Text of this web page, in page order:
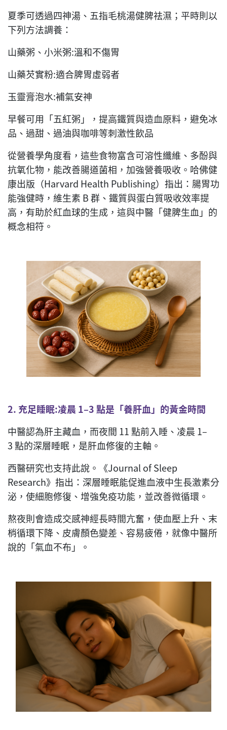
夏季可透過四神湯、五指毛桃湯健脾祛濕；平時則以
下列方法調養：
山藥粥、小米粥:溫和不傷胃
山藥芡實粉:適合脾胃虛弱者
玉靈膏泡水:補氣安神
早餐可用「五紅粥」，提高鐵質與造血原料，避免冰
品、過甜、過油與咖啡等刺激性飲品
從營養學角度看，這些食物富含可溶性纖維、多酚與
抗氧化物，能改善腸道菌相，加強營養吸收。哈佛健
康出版（Harvard Health Publishing）指出：腸胃功
能強健時，維生素 B 群、鐵質與蛋白質吸收效率提
高，有助於紅血球的生成，這與中醫「健脾生血」的
概念相符。
2. 充足睡眠:凌晨 1–3 點是「養肝血」的黃金時間
中醫認為肝主藏血，而夜間 11 點前入睡、凌晨 1–
3 點的深層睡眠，是肝血修復的主軸。
西醫研究也支持此說。《Journal of Sleep
Research》指出：深層睡眠能促進血液中生長激素分
泌，使細胞修復、增強免疫功能，並改善微循環。
熬夜則會造成交感神經長時間亢奮，使血壓上升、末
梢循環下降、皮膚顏色變差、容易疲倦，就像中醫所
說的「氣血不布」。